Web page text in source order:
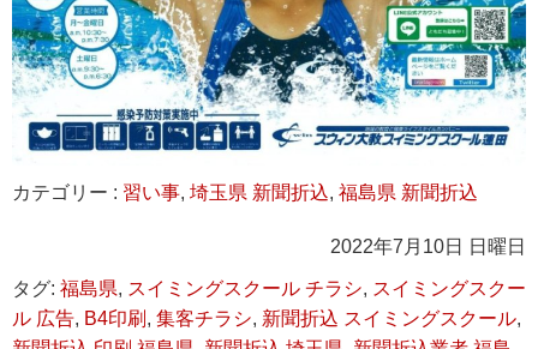
カテゴリー : 習い事, 埼玉県 新聞折込, 福島県 新聞折込
2022年7月10日 日曜日
タグ: 福島県, スイミングスクール チラシ, スイミングスクー
ル 広告, B4印刷 , 集客チラシ, 新聞折込 スイミングスクール,